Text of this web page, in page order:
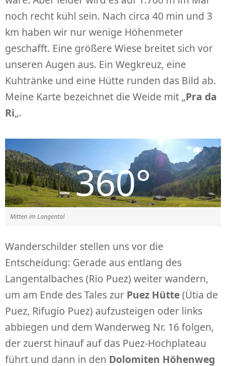
noch recht kühl sein. Nach circa 40 min und 3
km haben wir nur wenige Höhenmeter
geschafft. Eine größere Wiese breitet sich vor
unseren Augen aus. Ein Wegkreuz, eine
Kuhtränke und eine Hütte runden das Bild ab.
Meine Karte bezeichnet die Weide mit „Pra da
Ri„.
Mitten im Langental
Wanderschilder stellen uns vor die
Entscheidung: Gerade aus entlang des
Langentalbaches (Rio Puez) weiter wandern,
um am Ende des Tales zur Puez Hütte(Ütia de
Puez, Rifugio Puez) aufzusteigen oder links
abbiegen und dem Wanderweg Nr. 16 folgen,
der zuerst hinauf auf das Puez-Hochplateau
führt und dann in den Dolomiten Höhenweg